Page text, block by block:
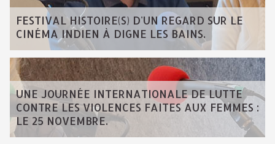
FESTIVAL HISTOIRE(S) D'UN REGARD SUR LE
CINÉMA INDIEN À DIGNE LES BAINS.
UNE JOURNÉE INTERNATIONALE DE LUTTE
CONTRE LES VIOLENCES FAITES AUX FEMMES :
LE 25 NOVEMBRE.